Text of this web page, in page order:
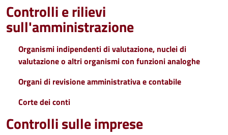
Controlli e rilievi
sull'amministrazione
Organismi indipendenti di valutazione, nuclei di
valutazione o altri organismi con funzioni analoghe
Organi di revisione amministrativa e contabile
Corte dei conti
Controlli sulle imprese